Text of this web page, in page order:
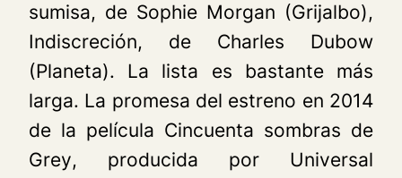
sumisa, de Sophie Morgan (Grijalbo),
Indiscreción, de Charles Dubow
(Planeta). La lista es bastante más
larga. La promesa del estreno en 2014
de la película Cincuenta sombras de
Grey, producida por Universal